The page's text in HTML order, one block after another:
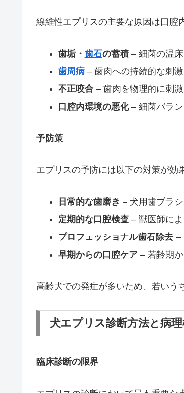
線維性エプリスの主要な原因は口腔
歯垢・ 歯石の蓄積– 細菌の温床
歯周病– 歯肉への持続的な刺激
不正咬合– 歯肉を物理的に刺激
口腔内環境の悪化– 細菌バラ
予防策
エプリスの予防には以下の対策が効
日常的な歯磨き – 犬用歯ブラ
定期的な口腔検査– 獣医師によ
プロフェッショナル歯石除去–
早期からの口腔ケア– 若齢期
高齢犬での発症が多いため、若いう
犬エプリス診断方法と病
臨床診断の限界